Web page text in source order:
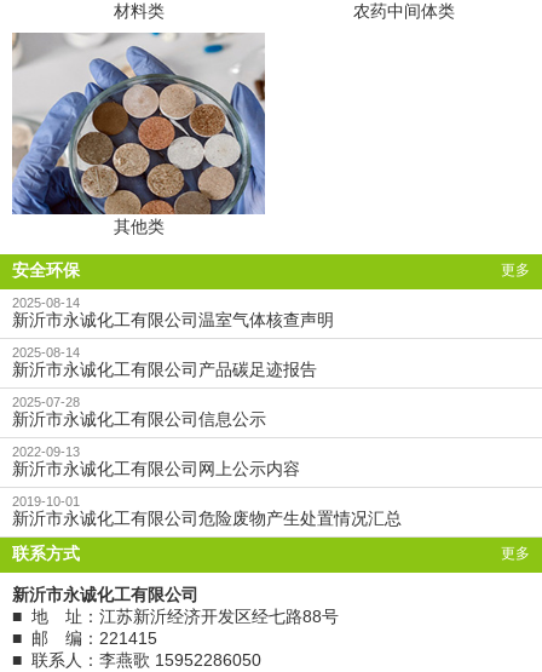
材料类 农药中间体类
其他类
更多
安全环保
2025-08-14
新沂市永诚化工有限公司温室气体核查声明
2025-08-14
新沂市永诚化工有限公司产品碳足迹报告
2025-07-28
新沂市永诚化工有限公司信息公示
2022-09-13
新沂市永诚化工有限公司网上公示内容
2019-10-01
新沂市永诚化工有限公司危险废物产生处置情况汇总
更多
联系方式
新沂市永诚化工有限公司
■ 地 址：江苏新沂经济开发区经七路88号
■ 邮 编：221415
■ 联系人：李燕歌 15952286050